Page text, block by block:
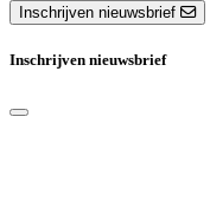
Inschrijven nieuwsbrief
Inschrijven nieuwsbrief